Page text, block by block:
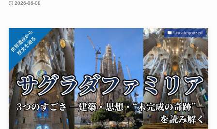
2026-06-08
Uncategorized